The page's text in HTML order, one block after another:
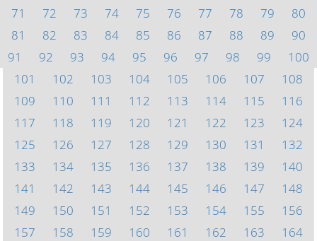
71
72 73 74 75 76 77 78 79
80
81
82 83 84 85 86 87 88 89
90
91
92 93 94 95 96 97 98 99
100
101
102 103 104 105 106 107
108
109
110 111 112 113 114 115
116
117
118 119 120 121 122 123
124
125
126 127 128 129 130 131
132
133
134 135 136 137 138 139
140
141
142 143 144 145 146 147
148
149
150 151 152 153 154 155
156
157
158 159 160 161 162 163
164